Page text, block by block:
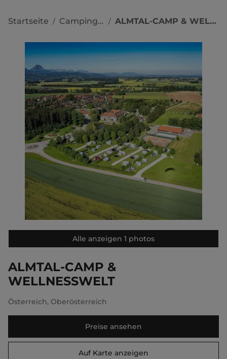
Startseite / Campingplätze / ALMTAL-CAMP & WELLNESSWELT
Alle anzeigen 1 photos
ALMTAL-CAMP &
WELLNESSWELT
Österreich, Oberösterreich
Preise ansehen
Auf Karte anzeigen